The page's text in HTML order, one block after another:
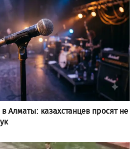
в Алматы: казахстанцев просят не